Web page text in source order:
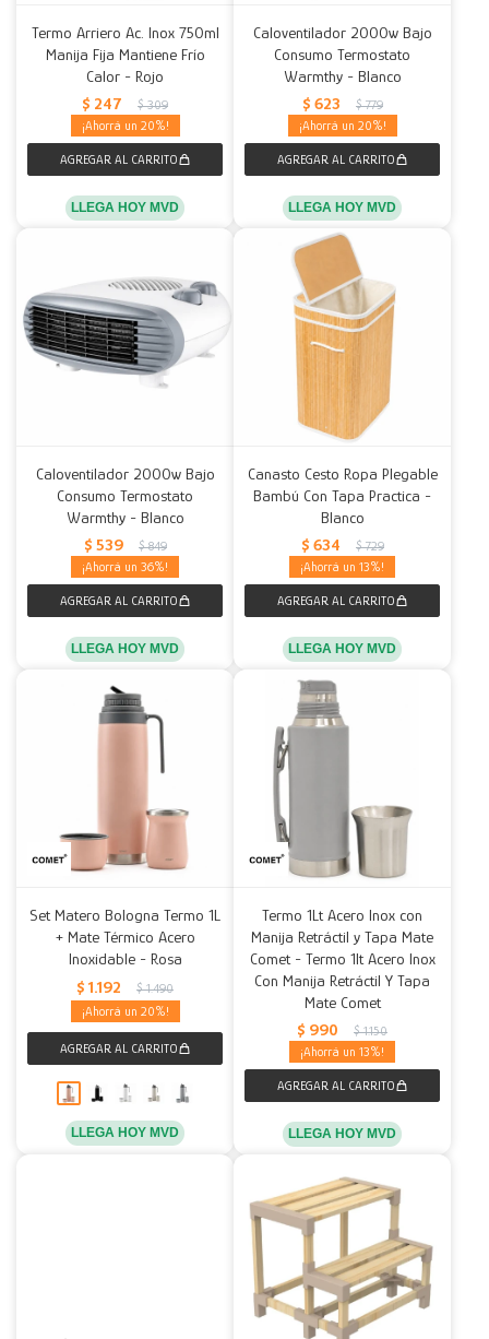
Termo Arriero Ac. Inox 750ml
Manija Fija Mantiene Frío
Calor - Rojo
$ 247 $ 309
20
LLEGA HOY MVD
Caloventilador 2000w Bajo
Consumo Termostato
Warmthy - Blanco
$ 623 $ 779
20
LLEGA HOY MVD
Caloventilador 2000w Bajo
Consumo Termostato
Warmthy - Blanco
$ 539 $ 849
36
LLEGA HOY MVD
Canasto Cesto Ropa Plegable
Bambú Con Tapa Practica -
Blanco
$ 634 $ 729
13
LLEGA HOY MVD
Set Matero Bologna Termo 1L
+ Mate Térmico Acero
Inoxidable - Rosa
$ 1.192 $ 1.490
20
LLEGA HOY MVD
Termo 1Lt Acero Inox con
Manija Retráctil y Tapa Mate
Comet - Termo 1lt Acero Inox
Con Manija Retráctil Y Tapa
Mate Comet
$ 990 $ 1.150
13
LLEGA HOY MVD